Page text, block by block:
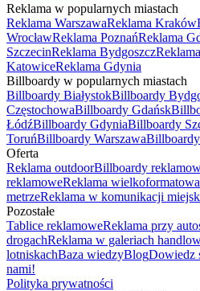
Reklama w popularnych miastach
Reklama WarszawaReklama Kraków
WrocławReklama PoznańReklama
SzczecinReklama Bydgoszcz
KatowiceReklama Gdynia
Billboardy w popularnych miastach
Billboardy BiałystokBillboardy
CzęstochowaBillboardy Gdańsk
ŁódźBillboardy GdyniaBillboardy
ToruńBillboardy Warszawa
Oferta
Reklama outdoorBillboardy
reklamoweReklama wielkoformatowa
metrzeReklama w komunikacji
Pozostałe
Tablice reklamoweReklama przy
drogachReklama w galeriach
lotniskachBaza wiedzyBlogDowiedz
nami!
Polityka prywatności